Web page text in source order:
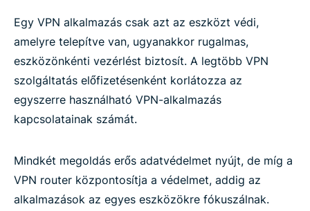
Egy VPN alkalmazás csak azt az eszközt védi,
amelyre telepítve van, ugyanakkor rugalmas,
eszközönkénti vezérlést biztosít. A legtöbb VPN
szolgáltatás előfizetésenként korlátozza az
egyszerre használható VPN-alkalmazás
kapcsolatainak számát.
Mindkét megoldás erős adatvédelmet nyújt, de míg a
VPN router központosítja a védelmet, addig az
alkalmazások az egyes eszközökre fókuszálnak.